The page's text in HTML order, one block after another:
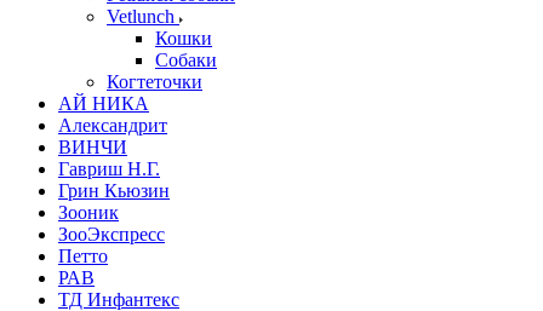
Vetlunch
Кошки
Собаки
Когтеточки
АЙ НИКА
Александрит
ВИНЧИ
Гавриш Н.Г.
Грин Кьюзин
Зооник
ЗооЭкспресс
Петто
РАВ
ТД Инфантекс